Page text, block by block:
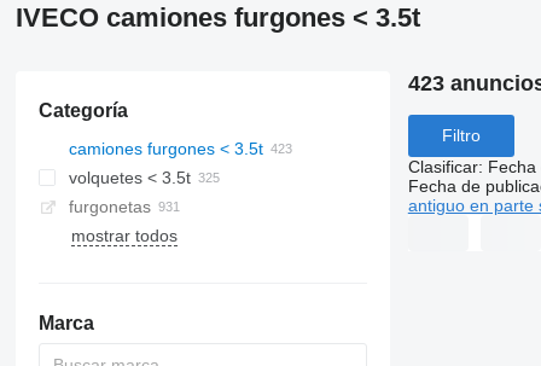
IVECO camiones furgones < 3.5t
Categoría
camiones furgones < 3.5t
volquetes < 3.5t
furgonetas
mostrar todos
Marca
423
Filtro
Clasificar: Fecha
Fecha de
antiguo en parte